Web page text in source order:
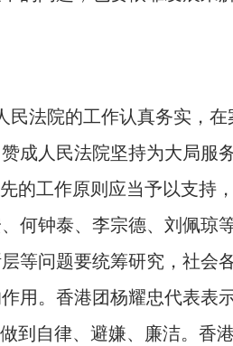
法院的工作认真务实，在
成人民法院坚持为大局服
的工作原则应当予以支持
何钟泰、李宗德、刘佩琼
等问题要统筹研究，社会
用。香港团杨耀忠代表表
到自律、避嫌、廉洁。香